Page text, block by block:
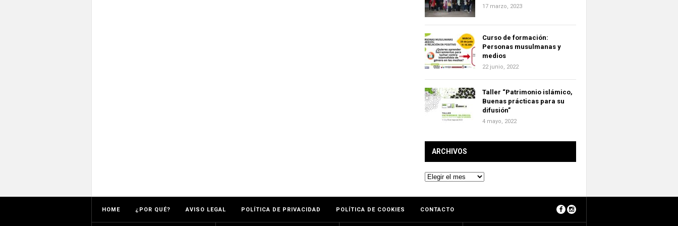
17 marzo, 2023
Curso de formación:
Personas musulmanas y
medios
22 junio, 2022
Taller “Patrimonio islámico,
Buenas prácticas para su
difusión”
4 mayo, 2022
ARCHIVOS
Archivos
HOME ¿POR QUÉ? AVISO LEGAL POLÍTICA DE PRIVACIDAD POLÍTICA DE COOKIES CONTACTO